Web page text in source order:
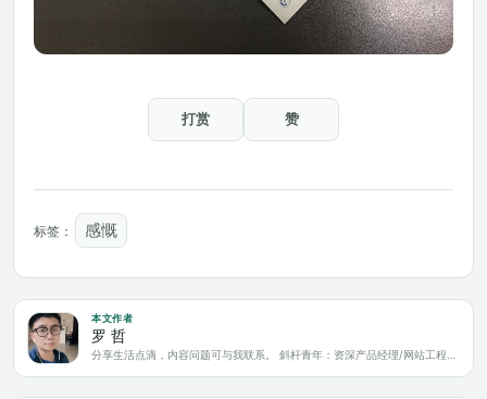
打赏 赞
标签： 感慨
本文作者
罗 哲